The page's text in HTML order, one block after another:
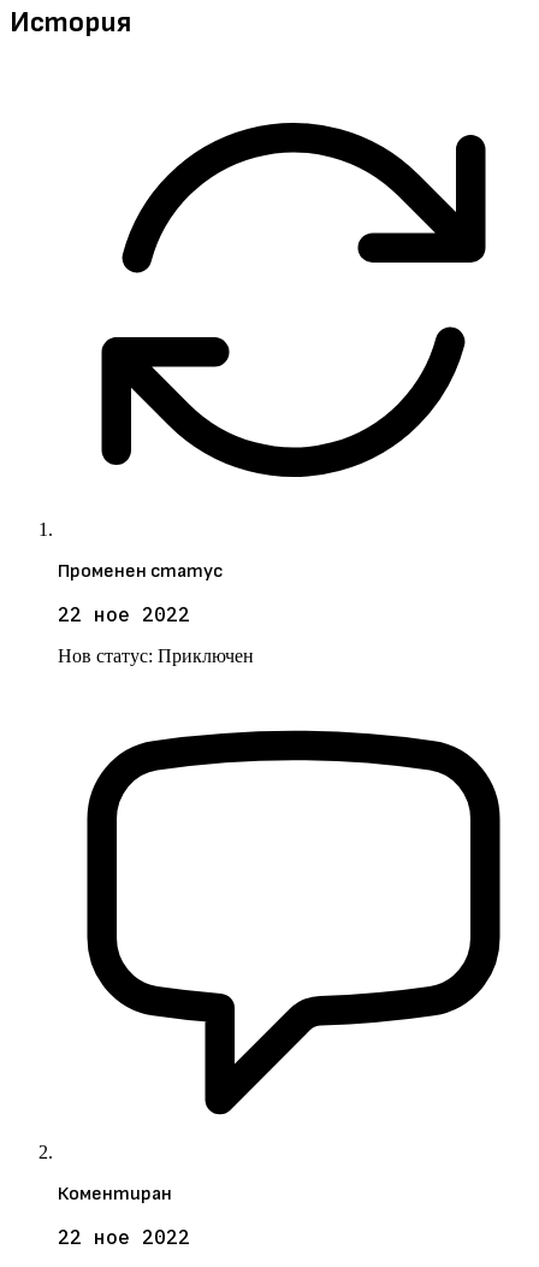
История
Променен статус
22 ное 2022
Нов статус: Приключен
Коментиран
22 ное 2022